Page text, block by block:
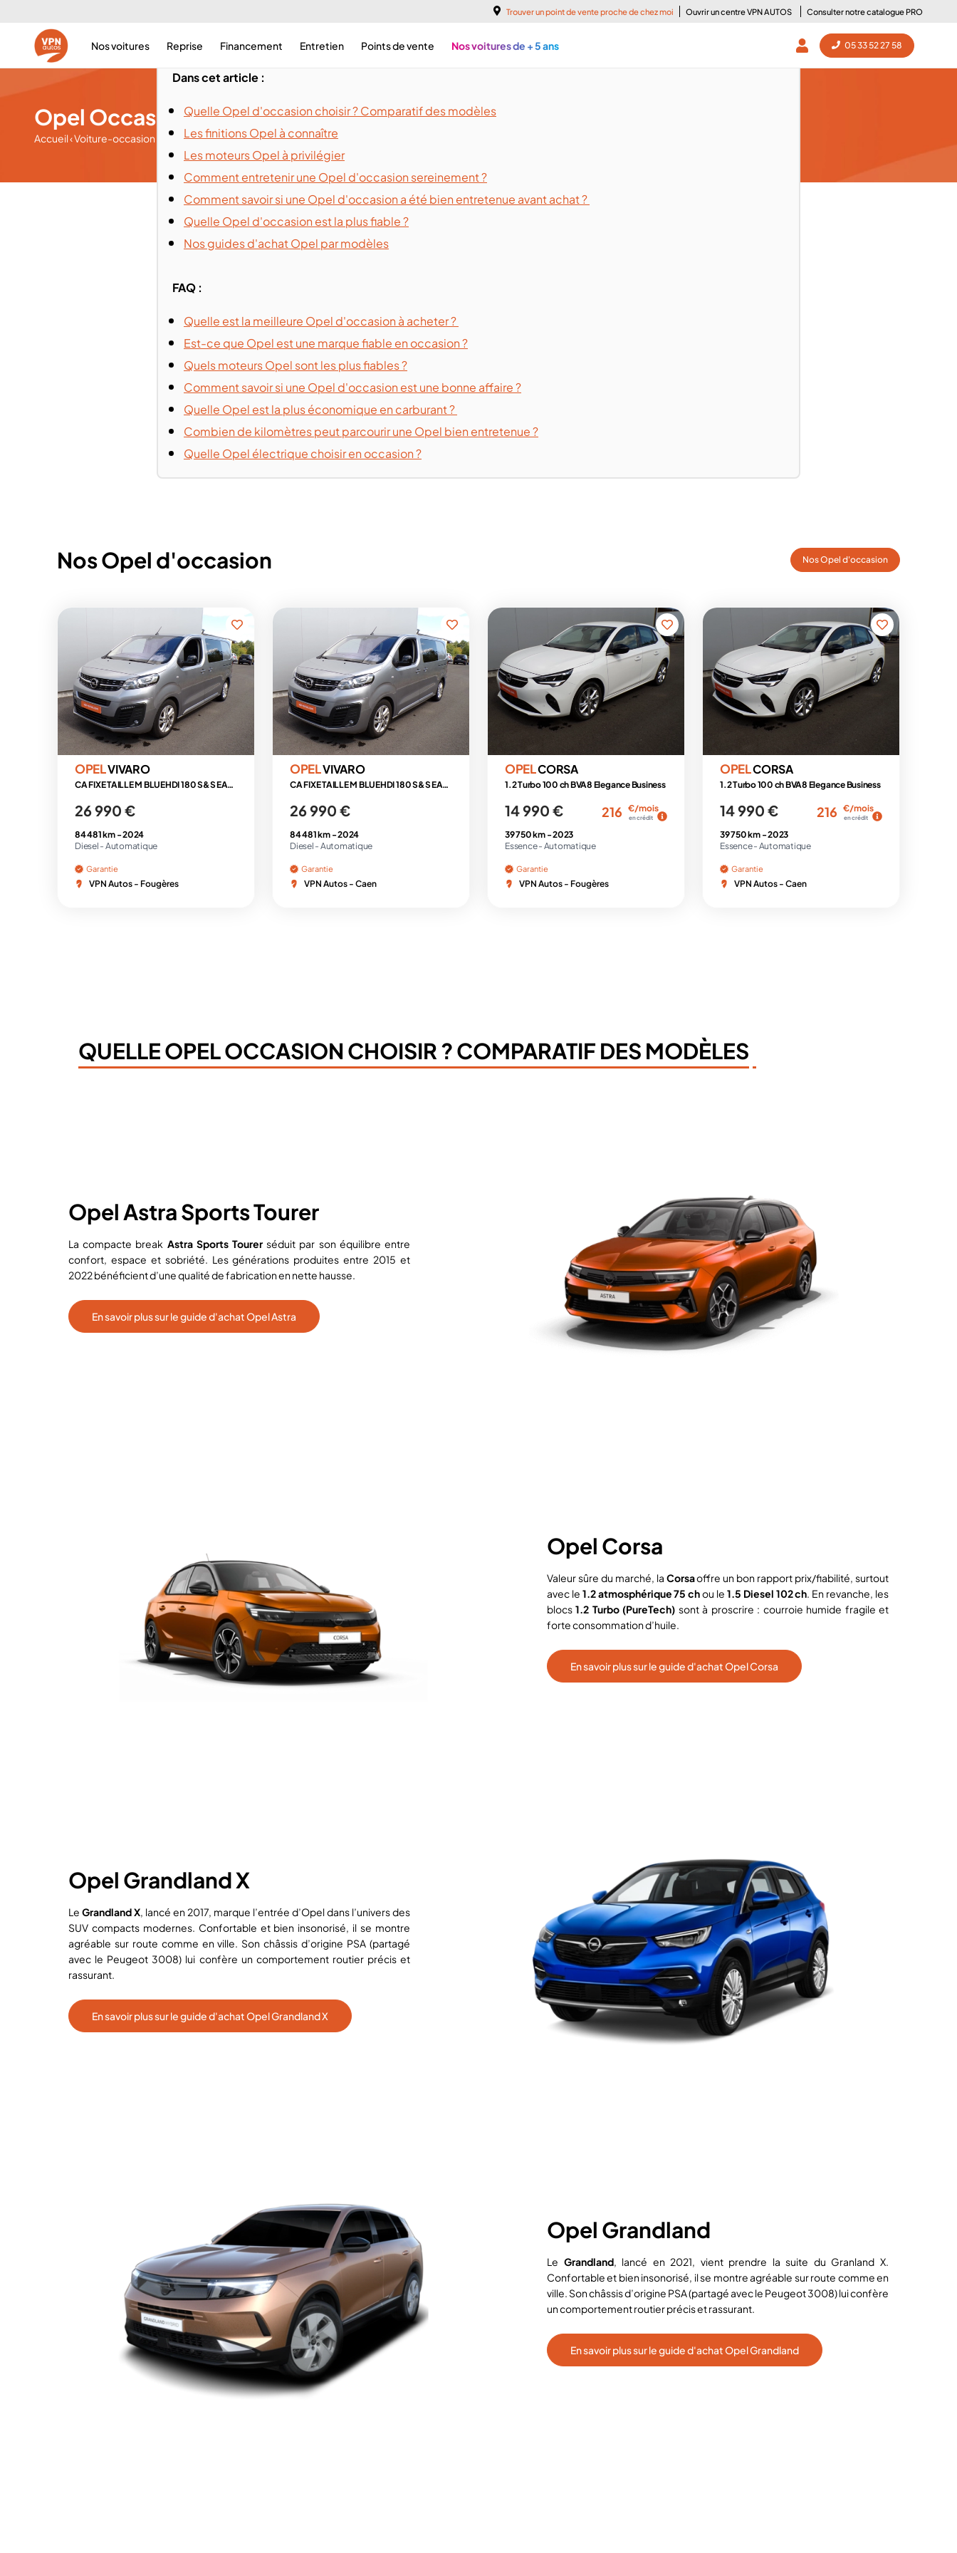
Trouver un point de vente proche de chez moi Ouvrir un centre VPN AUTOS Consulter notre catalogue PRO
05 33 52 27 58
Nos voitures Reprise Financement Entretien Points de vente Nos voitures de + 5 ans
Opel Occasion - Guide d’achat et conseils
Accueil‹Voiture-occasion Nos occasions Opel‹Guide d'achat Opel
Dans cet article :
Quelle Opel d'occasion choisir ? Comparatif des modèles
Les finitions Opel à connaître
Les moteurs Opel à privilégier
Comment entretenir une Opel d'occasion sereinement ?
Comment savoir si une Opel d'occasion a été bien entretenue avant achat ?
Quelle Opel d'occasion est la plus fiable ?
Nos guides d'achat Opel par modèles
FAQ :
Quelle est la meilleure Opel d'occasion à acheter ?
Est-ce que Opel est une marque fiable en occasion ?
Quels moteurs Opel sont les plus fiables ?
Comment savoir si une Opel d'occasion est une bonne affaire ?
Quelle Opel est la plus économique en carburant ?
Combien de kilomètres peut parcourir une Opel bien entretenue ?
Quelle Opel électrique choisir en occasion ?
Nos Opel d'occasion Nos Opel d'occasion
OPELVIVARO
CA FIXE TAILLE M BLUEHDI 180 S&S EAT8 PACK BUSINESS
26 990 €
84 481 km -2024
Diesel - Automatique
Garantie
VPN Autos - Fougères
OPELVIVARO
CA FIXE TAILLE M BLUEHDI 180 S&S EAT8 PACK BUSINESS
26 990 €
84 481 km -2024
Diesel - Automatique
Garantie
VPN Autos - Caen
OPELCORSA
1.2 Turbo 100 ch BVA8 Elegance Business
14 990 € 216 €/mois
en crédit
39 750 km -2023
Essence - Automatique
Garantie
VPN Autos - Fougères
OPELCORSA
1.2 Turbo 100 ch BVA8 Elegance Business
14 990 € 216 €/mois
en crédit
39 750 km -2023
Essence - Automatique
Garantie
VPN Autos - Caen
QUELLE OPEL OCCASION CHOISIR ? COMPARATIF DES MODÈLES
Opel Astra Sports Tourer
La compacte break Astra Sports Tourer séduit par son équilibre entre
confort, espace et sobriété. Les générations produites entre 2015 et
2022 bénéficient d’une qualité de fabrication en nette hausse.
En savoir plus sur le guide d'achat Opel Astra
Opel Corsa
Valeur sûre du marché, la Corsaoffre un bon rapport prix/fiabilité, surtout
avec le 1.2 atmosphérique 75 chou le 1.5 Diesel 102 ch. En revanche, les
blocs1.2 Turbo (PureTech) sont à proscrire : courroie humide fragile et
forte consommation d’huile.
En savoir plus sur le guide d'achat Opel Corsa
Opel Grandland X
Le Grandland X, lancé en 2017, marque l’entrée d’Opel dans l’univers des
SUV compacts modernes. Confortable et bien insonorisé, il se montre
agréable sur route comme en ville. Son châssis d’origine PSA (partagé
avec le Peugeot 3008) lui confère un comportement routier précis et
rassurant.
En savoir plus sur le guide d'achat Opel Grandland X
Opel Grandland
Le Grandland, lancé en 2021, vient prendre la suite du Granland X.
Confortable et bien insonorisé, il se montre agréable sur route comme en
ville. Son châssis d’origine PSA (partagé avec le Peugeot 3008) lui confère
un comportement routier précis et rassurant.
En savoir plus sur le guide d'achat Opel Grandland